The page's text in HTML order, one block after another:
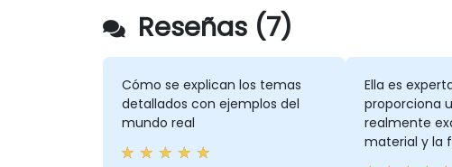
Reseñas (7)
Cómo se explican los temas
detallados con ejemplos del
mundo real
Ella es
proporciona
realmente
material y la
una mezcla